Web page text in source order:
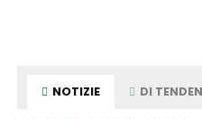
NOTIZIE DI